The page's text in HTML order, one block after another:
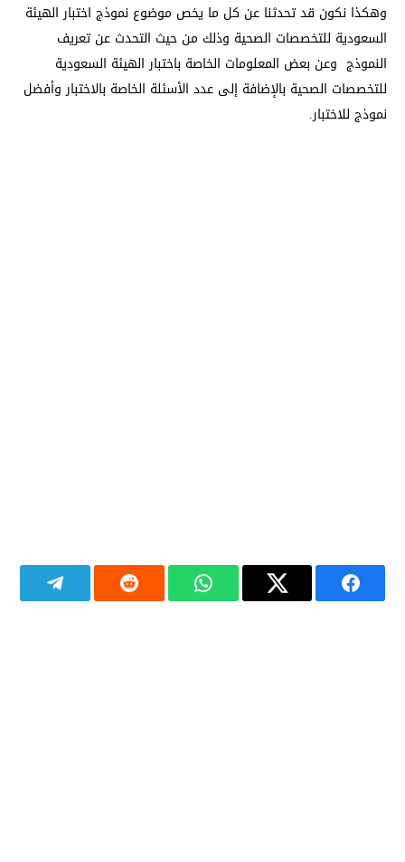
وهكذا نكون قد تحدثنا عن كل ما يخص موضوع نموذج اختبار الهيئة
السعودية للتخصصات الصحية وذلك من حيث التحدث عن تعريف
النموذج وعن بعض المعلومات الخاصة باختبار الهيئة السعودية
للتخصصات الصحية بالإضافة إلى عدد الأسئلة الخاصة بالاختبار وأفضل
نموذج للاختبار.